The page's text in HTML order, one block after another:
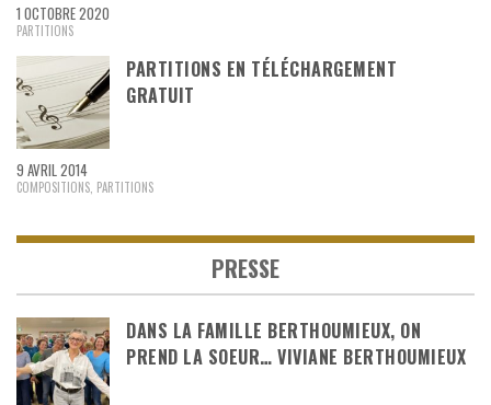
1 OCTOBRE 2020
PARTITIONS
PARTITIONS EN TÉLÉCHARGEMENT
GRATUIT
9 AVRIL 2014
COMPOSITIONS PARTITIONS
PRESSE
DANS LA FAMILLE BERTHOUMIEUX, ON
PREND LA SOEUR… VIVIANE BERTHOUMIEUX